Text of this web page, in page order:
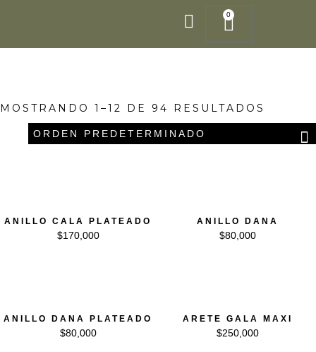
0
Cart
MOSTRANDO 1–12 DE 94 RESULTADOS
ANILLO CALA PLATEADO
$170,000
ANILLO DANA
$80,000
ANILLO DANA PLATEADO
$80,000
ARETE GALA MAXI
$250,000